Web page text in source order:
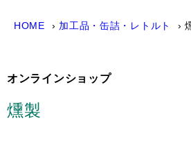
HOME 加工品・缶詰・レトルト
オンラインショップ
燻製